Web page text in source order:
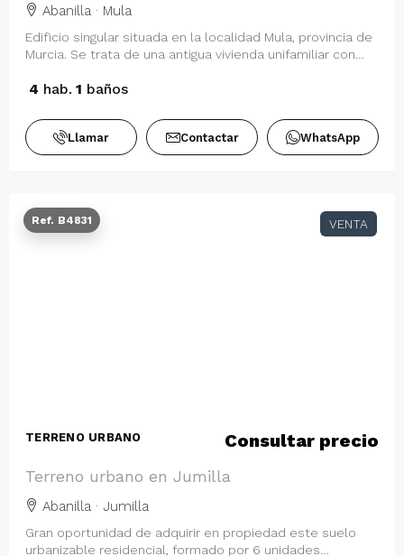
Abanilla · Mula
Edificio singular situada en la localidad Mula, provincia de
Murcia. Se trata de una antigua vivienda unifamiliar con
4 hab. 1 baños
Llamar Contactar WhatsApp
Ref. B4831 VENTA
TERRENO URBANO Consultar precio
Terreno urbano en Jumilla
Abanilla · Jumilla
Gran oportunidad de adquirir en propiedad este suelo
urbanizable residencial, formado por 6 unidades